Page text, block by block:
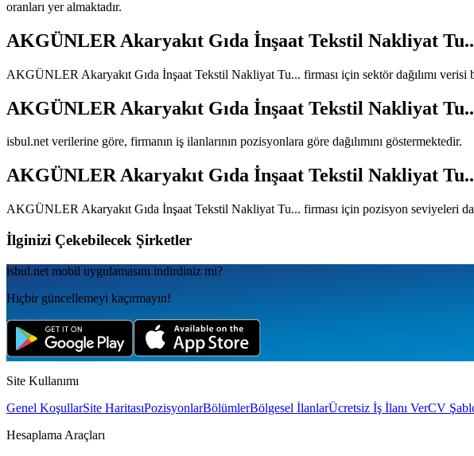
oranları yer almaktadır.
AKGÜNLER Akaryakıt Gıda İnşaat Tekstil Nakliyat
AKGÜNLER Akaryakıt Gıda İnşaat Tekstil Nakliyat Tu... firması için sektör dağılımı verisi
AKGÜNLER Akaryakıt Gıda İnşaat Tekstil Nakliyat
isbul.net verilerine göre, firmanın iş ilanlarının pozisyonlara göre dağılımını göstermektedir.
AKGÜNLER Akaryakıt Gıda İnşaat Tekstil Nakliyat
AKGÜNLER Akaryakıt Gıda İnşaat Tekstil Nakliyat Tu... firması için pozisyon seviyeleri
İlginizi Çekebilecek Şirketler
isbul.net mobil uygulamаsını indirdiniz mi?
Hiçbir güncellemeyi kaçırmayın!
Site Kullanımı
Genel KoşullarSite HaritasıPozisyonlarBölümlerBölgesel İlanlarÜcretsiz İş İlanı VerCV
Hesaplama Araçları